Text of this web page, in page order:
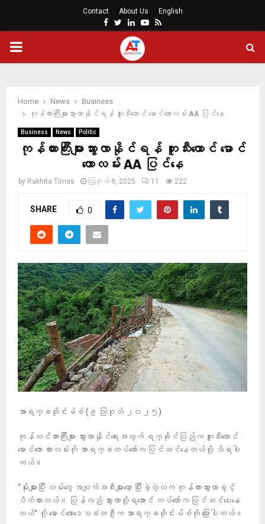
Contact About Us English
Facebook
Twitter
LinkedinYoutube
Rss
PRIMARY
Home News
Business
ကုန်ကားကြီးများသွားလာနိုင်ရန် ဘူးသီးတောင် မောင်တောလမ်း AA ပြင်နေ
Business News Politic
ကုန်ကားကြီးများသွားလာနိုင်ရန် ဘူးသီးတောင် မောင်
တောလမ်း AA ပြင်နေ
by Rakhita Times ဩဂုတ် 9, 2025 11 222
SHARE 0
အာရက္ခတိုင်းမ်စ် (၉ သြဂုတ် ၂၀၂၅)
ကုန်တင်ကားကြီးများ သွားလာနိုင်ရေးအတွက် ရက္ခိုင်ပြည်က ဘူးသီးတောင်
မောင်တော ကားလမ်းကို အာရက္ခတပ်တော်က ပြင်ဆင်နေတယ်လို့ သိရပါ
တယ်။
“မိုးများပြီး လမ်းတွေ အပျက်အစီးများတော့ ပြီးခဲ့တဲ့လက ကုန်ကားသွားလာခွင့်
ပိတ်ထားတယ်။ ပြန်လည် သွားလာလို့ရအောင် တပ်တော်က ပြင်ဆင်ပေးနေ
တယ်” လို့ မောင်တောဒေသခံတဦးက အာရက္ခတိုင်းမ်စ်ကို ပြောပါတယ်။